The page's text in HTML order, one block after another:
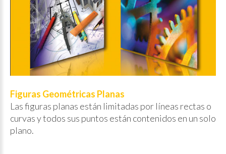
Figuras Geométricas Planas
Las figuras planas están limitadas por líneas rectas o
curvas y todos sus puntos están contenidos en un solo
plano.